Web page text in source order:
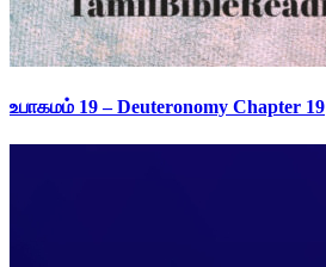
உபாகமம் 19 – Deuteronomy Chapter 19